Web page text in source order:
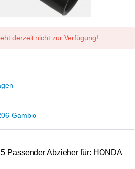
derzeit nicht zur Verfügung!
Gambio
Passender Abzieher für: HONDA